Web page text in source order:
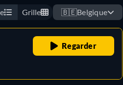
Grille 🇧🇪Belgique
Regarder